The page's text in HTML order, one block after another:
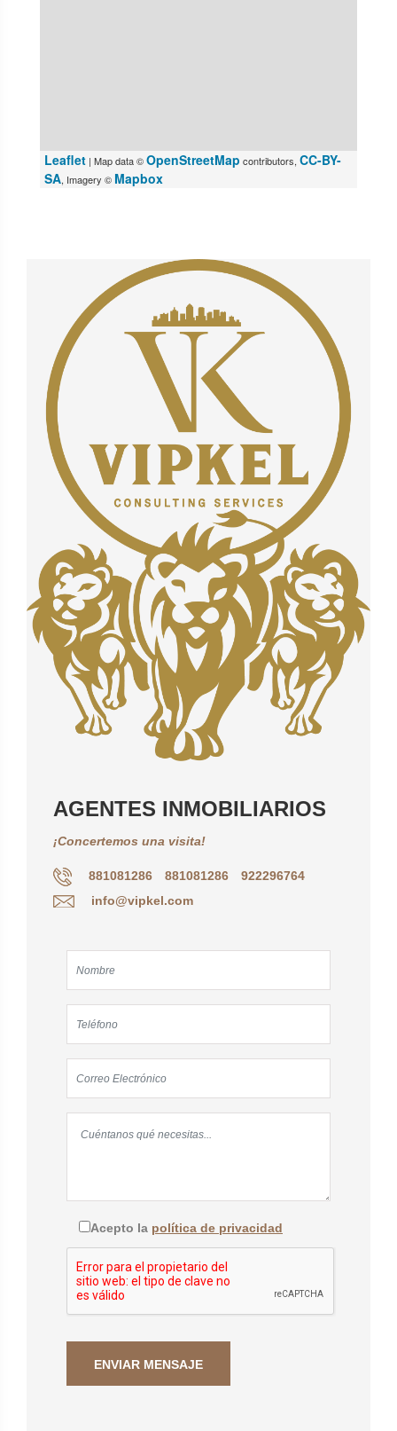
Leaflet | Map data ©OpenStreetMap contributors, CC-BY-
SA, Imagery © Mapbox
AGENTES INMOBILIARIOS
¡Concertemos una visita!
881081286 881081286
922296764
info@vipkel.com
Acepto la política de privacidad